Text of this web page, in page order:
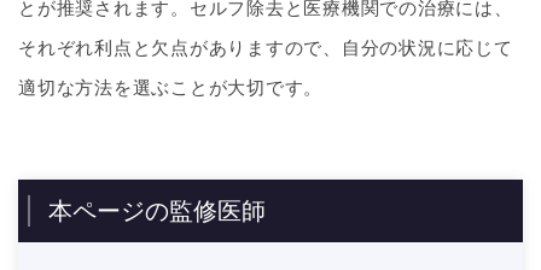
とが推奨されます。セルフ除去と医療機関での治療には、
それぞれ利点と欠点がありますので、自分の状況に応じて
適切な方法を選ぶことが大切です。
本ページの監修医師